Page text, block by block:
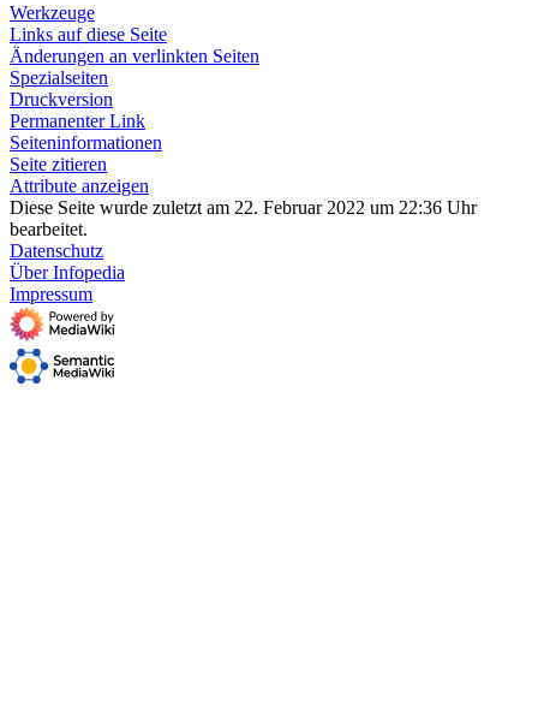
Werkzeuge
Links auf diese Seite
Änderungen an verlinkten Seiten
Spezialseiten
Druckversion
Permanenter Link
Seiten­­informationen
Seite zitieren
Attribute anzeigen
Diese Seite wurde zuletzt am 22. Februar 2022 um 22:36 Uhr
bearbeitet.
Datenschutz
Über Infopedia
Impressum